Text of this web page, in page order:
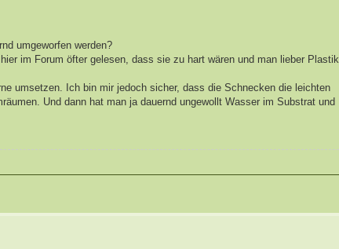
umgeworfen werden?
im Forum öfter gelesen, dass sie zu hart wären und man lieber Plastik
umsetzen. Ich bin mir jedoch sicher, dass die Schnecken die leichten
Und dann hat man ja dauernd ungewollt Wasser im Substrat und